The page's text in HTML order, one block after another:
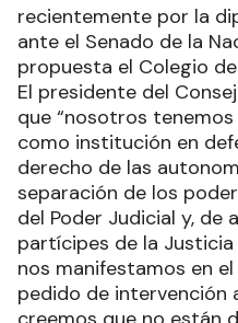
recientemente por la
ante el Senado de la
propuesta el Colegio
El presidente del
que “nosotros
como institución en
derecho de las
separación de los
del Poder Judicial y, de
partícipes de la
nos manifestamos en
pedido de intervención